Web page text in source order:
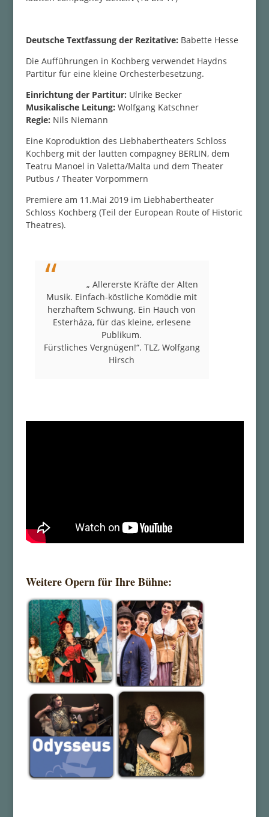
Deutsche Textfassung der Rezitative: Babette Hesse
Die Aufführungen in Kochberg verwendet Haydns
Partitur für eine kleine Orchesterbesetzung.
Einrichtung der Partitur: Ulrike Becker
Musikalische Leitung: Wolfgang Katschner
Regie: Nils Niemann
Eine Koproduktion des Liebhabertheaters Schloss
Kochberg mit der lautten compagney BERLIN, dem
Teatru Manoel in Valetta/Malta und dem Theater
Putbus / Theater Vorpommern
Premiere am 11.Mai 2019 im Liebhabertheater
Schloss Kochberg (Teil der European Route of Historic
Theatres).
„ Allererste Kräfte der Alten
Musik. Einfach-köstliche Komödie mit
herzhaftem Schwung. Ein Hauch von
Esterháza, für das kleine, erlesene
Publikum.
Fürstliches Vergnügen!“. TLZ, Wolfgang
Hirsch
Weitere Opern für Ihre Bühne: